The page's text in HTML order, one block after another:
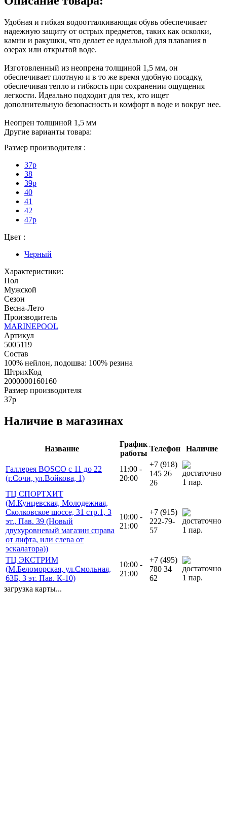
Удобная и гибкая водоотталкивающая обувь обеспечивает
надежную защиту от острых предметов, таких как осколки,
камни и ракушки, что делает ее идеальной для плавания в
озерах или открытой воде.
Изготовленный из неопрена толщиной 1,5 мм, он
обеспечивает плотную и в то же время удобную посадку,
обеспечивая тепло и гибкость при сохранении ощущения
легкости. Идеально подходит для тех, кто ищет
дополнительную безопасность и комфорт в воде и вокруг нее.
Неопрен толщиной 1,5 мм
Другие варианты товара:
Размер производителя :
37p
38
39p
40
41
42
47p
Цвет :
Черный
Характеристики:
Пол
Мужской
Сезон
Весна-Лето
Производитель
MARINEPOOL
Артикул
5005119
Состав
100% нейлон, подошва: 100% резина
ШтрихКод
2000000160160
Размер производителя
37p
Наличие в магазинах
Название
График
работы
Телефон Наличие
Галлерея BOSCO с 11 до 22
(г.Сочи, ул.Войкова, 1)
11:00 -
20:00
+7 (918)
145 26
26
1 пар.
ТЦ СПОРТХИТ
(М.Кунцевская, Молодежная,
Сколковское шоссе, 31 стр.1, 3
эт., Пав. 39 (Новый
двухуровневый магазин справа
от лифта, или слева от
эскалатора))
10:00 -
21:00
+7 (915)
222-79-
57
1 пар.
ТЦ ЭКСТРИМ
(М.Беломорская, ул.Смольная,
63Б, 3 эт. Пав. К-10)
10:00 -
21:00
+7 (495)
780 34
62
1 пар.
загрузка карты...